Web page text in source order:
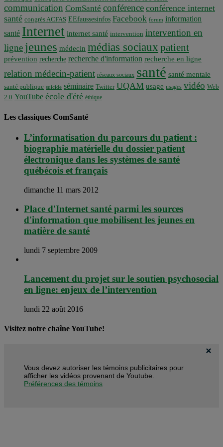
communication ComSanté conférence conférence internet
santé congrès ACFAS EEfaussesinfos Facebook forum information
santé Internet internet santé intervention intervention en
ligne jeunes médecin médias sociaux patient
prévention recherche recherche d'information recherche en ligne
relation médecin-patient réseaux sociaux santé santé mentale
santé publique suicide séminaire Twitter UQAM usage usages vidéo Web
2.0 YouTube école d'été éthique
Les classiques ComSanté
L’informatisation du parcours du patient :
biographie matérielle du dossier patient
électronique dans les systèmes de santé
québécois et français
dimanche 11 mars 2012
Place d'Internet santé parmi les sources
d'information que mobilisent les jeunes en
matière de santé
lundi 7 septembre 2009
Lancement du projet sur le soutien psychosocial
en ligne: enjeux de l’intervention
lundi 22 août 2016
Visitez notre chaîne YouTube!
Vous devez autoriser les témoins publicitaires pour
afficher les vidéos provenant de Youtube.
Préférences des témoins